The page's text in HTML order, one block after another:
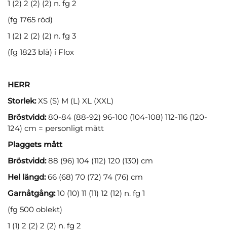
1 (2) 2 (2) (2) n. fg 2
(fg 1765 röd)
1 (2) 2 (2) (2) n. fg 3
(fg 1823 blå) i Flox
HERR
Storlek:XS (S) M (L) XL (XXL)
Bröstvidd:80-84 (88-92) 96-100 (104-108) 112-116 (120-
124) cm = personligt mått
Plaggets mått
Bröstvidd:88 (96) 104 (112) 120 (130) cm
Hel längd:66 (68) 70 (72) 74 (76) cm
Garnåtgång:10 (10) 11 (11) 12 (12) n. fg 1
(fg 500 oblekt)
1 (1) 2 (2) 2 (2) n. fg 2